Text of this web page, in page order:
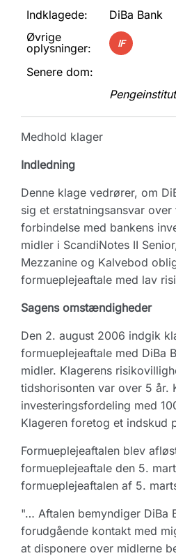
Indklagede:
DiBa Bank
Øvrige
oplysninger:
IF
Senere dom:
Medhold klager
Indledning
Denne klage vedrører, om
sig et erstatningsansvar
forbindelse med bankens
midler i ScandiNotes II
Mezzanine og Kalvebod
formueplejeaftale med lav
Sagens omstændigheder
Den 2. august 2006 indgik
formueplejeaftale med DiBa
midler. Klagerens
tidshorisonten var over 5 år.
investeringsfordeling med
Klageren foretog et indskud
Formueplejeaftalen blev
formueplejeaftale den 5.
formueplejeaftalen af 5.
"… Aftalen bemyndiger DiBa
forudgående kontakt med
at disponere over midlerne